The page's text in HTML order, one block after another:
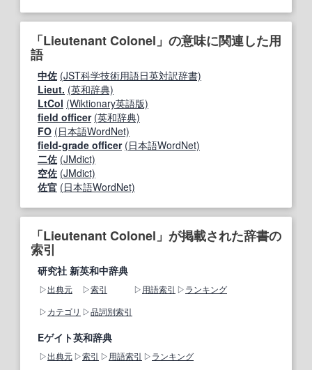
「Lieutenant Colonel」の意味に関連した用
語
中佐 (JST科学技術用語日英対訳辞書)
Lieut. (英和辞典)
LtCol (Wiktionary英語版)
field officer (英和辞典)
FO (日本語WordNet)
field-grade officer (日本語WordNet)
二佐 (JMdict)
空佐 (JMdict)
佐官 (日本語WordNet)
「Lieutenant Colonel」が掲載された辞書の
索引
研究社 新英和中辞典
出典元 索引 用語索引
ランキング
カテゴリ
品詞別索引
Eゲイト英和辞典
出典元 索引 用語索引 ランキング